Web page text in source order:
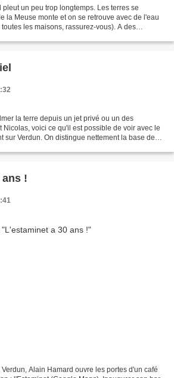
un peu trop longtemps. Les terres se
la Meuse monte et on se retrouve avec de l'eau
les maisons, rassurez-vous). A des
la terre depuis un jet privé ou un des
Nicolas, voici ce qu'il est possible de voir avec le
sur Verdun. On distingue nettement la base de
ans !
Alain Hamard ouvre les portes d'un café